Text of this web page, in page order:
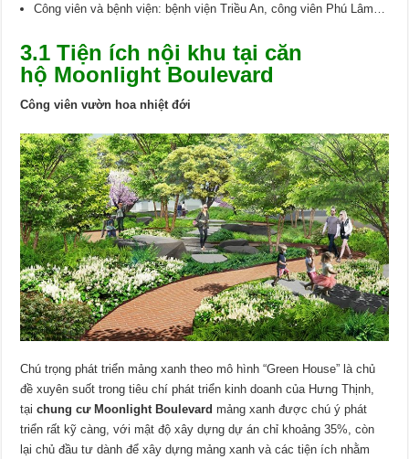
Công viên và bệnh viện: bệnh viện Triều An, công viên Phú Lâm…
3.1 Tiện ích nội khu tại căn
hộ Moonlight Boulevard
Công viên vườn hoa nhiệt đới
Chú trọng phát triển mảng xanh theo mô hình “Green House” là chủ
đề xuyên suốt trong tiêu chí phát triển kinh doanh của Hưng Thịnh,
tạichung cư Moonlight Boulevard mảng xanh được chú ý phát
triển rất kỹ càng, với mật độ xây dựng dự án chỉ khoảng 35%, còn
lại chủ đầu tư dành để xây dựng mảng xanh và các tiện ích nhằm